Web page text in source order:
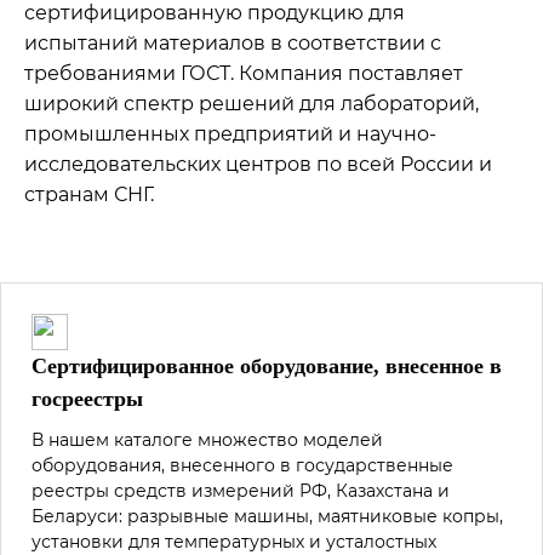
сертифицированную продукцию для
испытаний материалов в соответствии с
требованиями ГОСТ. Компания поставляет
широкий спектр решений для лабораторий,
промышленных предприятий и научно-
исследовательских центров по всей России и
странам СНГ.
Сертифицированное оборудование, внесенное в
госреестры
В нашем каталоге множество моделей
оборудования, внесенного в государственные
реестры средств измерений РФ, Казахстана и
Беларуси: разрывные машины, маятниковые копры,
установки для температурных и усталостных